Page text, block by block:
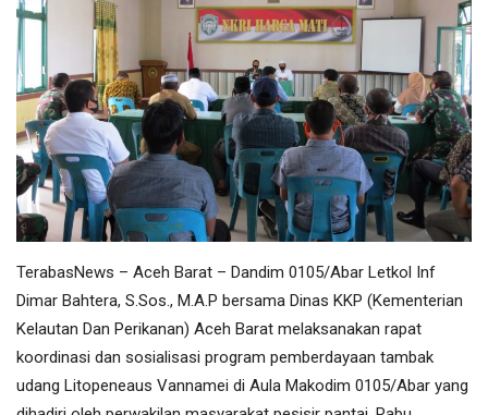
TerabasNews – Aceh Barat – Dandim 0105/Abar Letkol Inf
Dimar Bahtera, S.Sos., M.A.P bersama Dinas KKP (Kementerian
Kelautan Dan Perikanan) Aceh Barat melaksanakan rapat
koordinasi dan sosialisasi program pemberdayaan tambak
udang Litopeneaus Vannamei di Aula Makodim 0105/Abar yang